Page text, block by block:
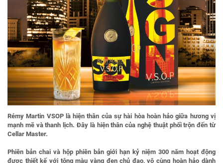
Rémy Martin VSOP là hiện thân của sự hài hòa hoàn hảo giữa hương vị
mạnh mẽ và thanh lịch. Đây là hiện thân của nghệ thuật phối trộn đến từ
Cellar Master.
Phiên bản chai và hộp phiên bản giới hạn kỷ niệm 300 năm hoạt động
được thiết kế với tông màu vàng đen chủ đạo, vô cùng hoàn hảo dành